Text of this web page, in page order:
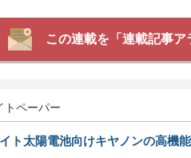
この連載を「連載記事
トペーパー
ト太陽電池向けキヤノンの高機